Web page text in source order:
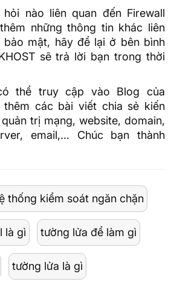
nào liên quan đến Firewall
những thông tin khác liên
bảo mật, hãy để lại ở bên bình
sẽ trả lời bạn trong thời
thể truy cập vào Blog của
các bài viết chia sẻ kiến
trị mạng, website, domain,
email,… Chúc bạn thành
thống kiểm soát ngăn chặn
là gì tường lửa để làm gì
tường lửa là gì